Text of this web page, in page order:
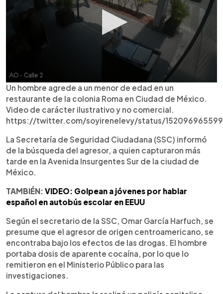
Un hombre agrede a un menor de edad en un
restaurante de la colonia Roma en Ciudad de México.
Video de carácter ilustrativo y no comercial.
https://twitter.com/soyirenelevy/status/
La Secretaría de Seguridad Ciudadana (SSC) informó
de la búsqueda del agresor, a quien capturaron más
tarde en la Avenida Insurgentes Sur de la ciudad de
México.
TAMBIÉN: VIDEO: Golpean a jóvenes por hablar
español en autobús escolar en EEUU
Según el secretario de la SSC, Omar García Harfuch, se
presume que el agresor de origen centroamericano, se
encontraba bajo los efectos de las drogas. El hombre
portaba dosis de aparente cocaína, por lo que lo
remitieron en el Ministerio Público para las
investigaciones.